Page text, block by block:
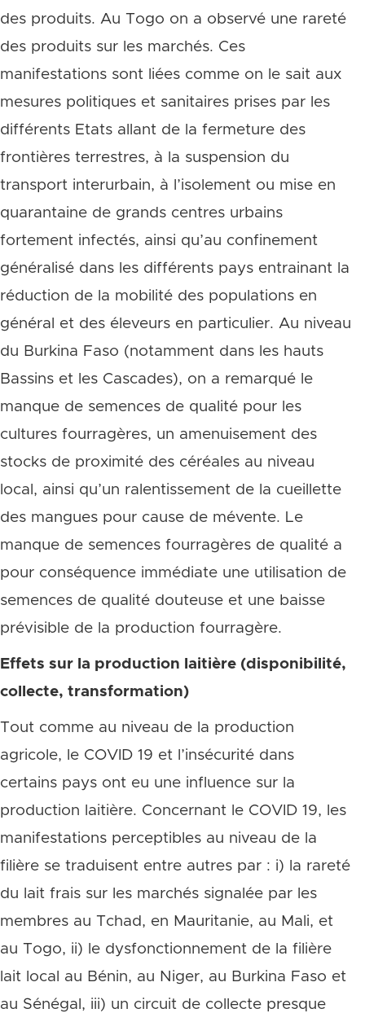
des produits. Au Togo on a observé une rareté
des produits sur les marchés. Ces
manifestations sont liées comme on le sait aux
mesures politiques et sanitaires prises par les
différents Etats allant de la fermeture des
frontières terrestres, à la suspension du
transport interurbain, à l’isolement ou mise en
quarantaine de grands centres urbains
fortement infectés, ainsi qu’au confinement
généralisé dans les différents pays entrainant la
réduction de la mobilité des populations en
général et des éleveurs en particulier. Au niveau
du Burkina Faso (notamment dans les hauts
Bassins et les Cascades), on a remarqué le
manque de semences de qualité pour les
cultures fourragères, un amenuisement des
stocks de proximité des céréales au niveau
local, ainsi qu’un ralentissement de la cueillette
des mangues pour cause de mévente. Le
manque de semences fourragères de qualité a
pour conséquence immédiate une utilisation de
semences de qualité douteuse et une baisse
prévisible de la production fourragère.
Effets sur la production laitière (disponibilité,
collecte, transformation)
Tout comme au niveau de la production
agricole, le COVID 19 et l’insécurité dans
certains pays ont eu une influence sur la
production laitière. Concernant le COVID 19, les
manifestations perceptibles au niveau de la
filière se traduisent entre autres par : i) la rareté
du lait frais sur les marchés signalée par les
membres au Tchad, en Mauritanie, au Mali, et
au Togo, ii) le dysfonctionnement de la filière
lait local au Bénin, au Niger, au Burkina Faso et
au Sénégal, iii) un circuit de collecte presque